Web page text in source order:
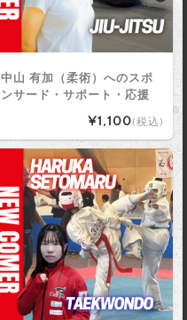
中山 有加（柔術）へのスポ
ンサード・サポート・応援
¥1,100(税込)